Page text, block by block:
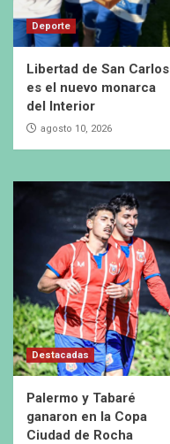
Deporte
Libertad de San Carlos
es el nuevo monarca
del Interior
agosto 10, 2026
Destacadas
Palermo y Tabaré
ganaron en la Copa
Ciudad de Rocha